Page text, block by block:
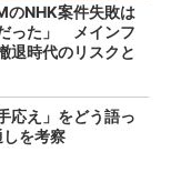
のNHK案件失敗は
った」 メインフ
退時代のリスクと
応え」をどう語っ
を考察